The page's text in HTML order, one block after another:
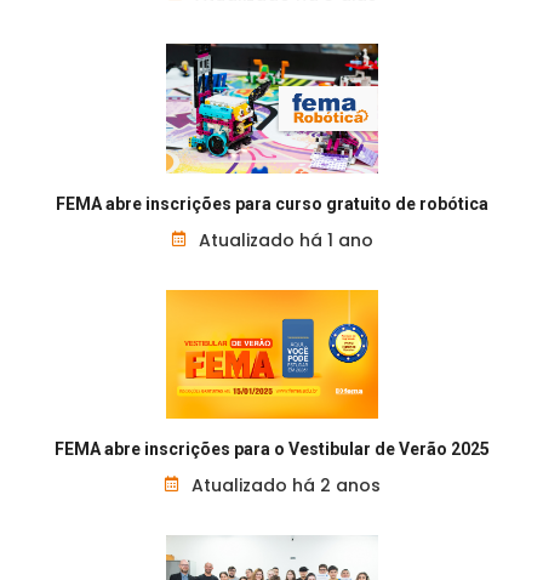
FEMA abre inscrições para curso gratuito de robótica
Atualizado há 1 ano
FEMA abre inscrições para o Vestibular de Verão 2025
Atualizado há 2 anos